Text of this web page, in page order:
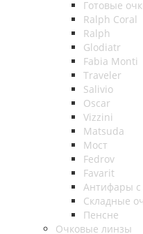
Готовые
Ralph Coral
Ralph
Glodiatr
Fabia Monti
Traveler
Salivio
Oscar
Vizzini
Matsuda
Мост
Fedrov
Favarit
Антифары
Складные
Пенсне
Очковые линзы